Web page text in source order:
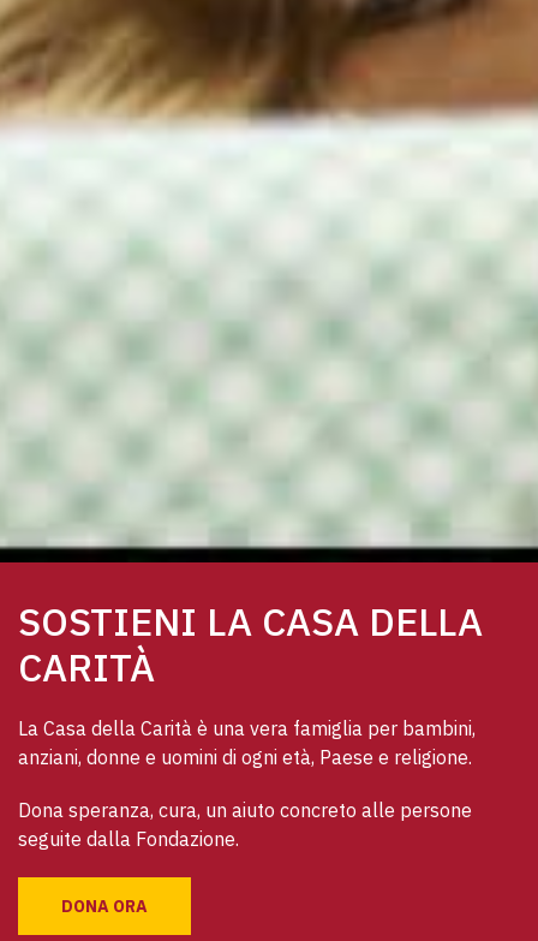
SOSTIENI LA CASA DELLA
CARITÀ
La Casa della Carità è una vera famiglia per bambini,
anziani, donne e uomini di ogni età, Paese e religione.
Dona speranza, cura, un aiuto concreto alle persone
seguite dalla Fondazione.
DONA ORA